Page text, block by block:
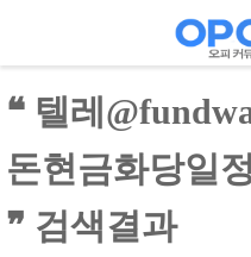
❝ 텔레
돈현금화당일
❞ 검색결과